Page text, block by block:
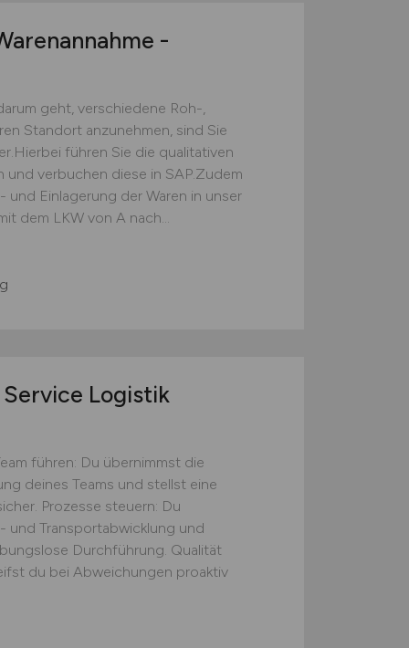
-
geht, verschiedene Roh-,
Standort anzunehmen, sind Sie
führen Sie die qualitativen
verbuchen diese in SAP.Zudem
Einlagerung der Waren in unser
dem LKW von A nach...
Logistik
führen: Du übernimmst die
deines Teams und stellst eine
Prozesse steuern: Du
und Transportabwicklung und
Durchführung. Qualität
du bei Abweichungen proaktiv